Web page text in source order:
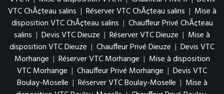
VTC ChÃ¢teau salins | Réserver VTC ChÃ¢teau salins | Mise à
disposition VTC ChÃ¢teau salins | Chauffeur Privé ChÃ¢teau
salins | Devis VTC Dieuze | Réserver VTC Dieuze | Mise à
disposition VTC Dieuze | Chauffeur Privé Dieuze | Devis VTC
Morhange | Réserver VTC Morhange | Mise à disposition
VTC Morhange | Chauffeur Privé Morhange | Devis VTC
Boulay-Moselle | Réserver VTC Boulay-Moselle | Mise à